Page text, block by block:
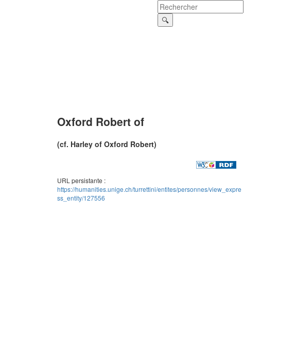
Oxford Robert of
(cf. Harley of Oxford Robert)
URL persistante :
https://humanities.unige.ch/turrettini/entites/personnes/view_expre
ss_entity/127556